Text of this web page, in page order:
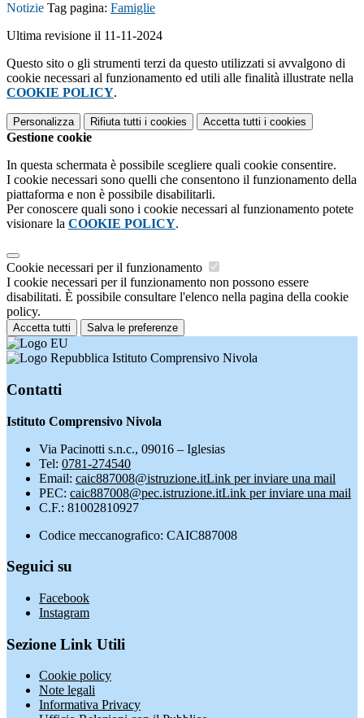
Notizie Tag pagina: Famiglie
Ultima revisione il 11-11-2024
Questo sito o gli strumenti terzi da questo utilizzati si avvalgono di
cookie necessari al funzionamento ed utili alle finalità illustrate nella
COOKIE POLICY.
Personalizza Rifiuta tutti i cookies Accetta tutti i cookies
Gestione cookie
In questa schermata è possibile scegliere quali cookie consentire.
I cookie necessari sono quelli che consentono il funzionamento della
piattaforma e non è possibile disabilitarli.
Per conoscere quali sono i cookie necessari al funzionamento potete
visionare la COOKIE POLICY.
Cookie necessari per il funzionamento
I cookie necessari per il funzionamento non possono essere
disabilitati. È possibile consultare l'elenco nella pagina della cookie
policy.
Accetta tutti Salva le preferenze
Istituto Comprensivo Nivola
Contatti
Istituto Comprensivo Nivola
Via Pacinotti s.n.c., 09016 – Iglesias
Tel: 0781-274540
Email: caic887008@istruzione.itLink per inviare una mail
PEC: caic887008@pec.istruzione.itLink per inviare una mail
C.F.: 81002810927
Codice meccanografico: CAIC887008
Seguici su
Facebook
Instagram
Sezione Link Utili
Cookie policy
Note legali
Informativa Privacy